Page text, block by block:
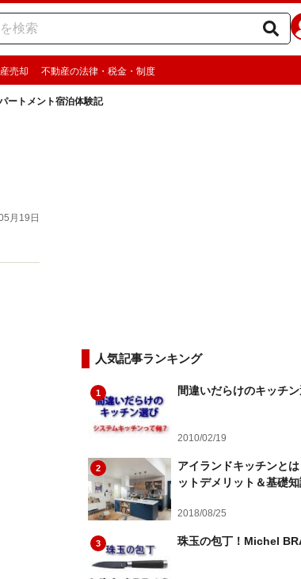
売却 不動産の法律・税金・制度
ートメント宿泊体験記
月19日
人気記事ランキング
1 間違いだらけのキッチ
2010/02/19
2
アイランドキッチンとは
ットデメリット＆基礎
2018/08/25
3 珠玉の包丁！Michel